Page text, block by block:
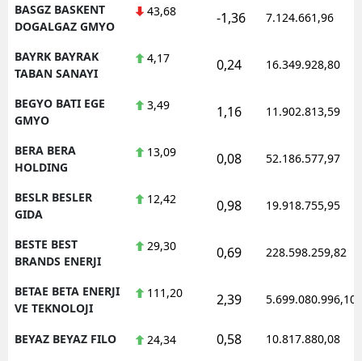
BASGZ BASKENT
DOGALGAZ GMYO
43,68 -1,36 7.124.661,96
BAYRK BAYRAK
TABAN SANAYI
4,17 0,24 16.349.928,80
BEGYO BATI EGE
GMYO
3,49 1,16 11.902.813,59
BERA BERA
HOLDING
13,09 0,08 52.186.577,97
BESLR BESLER
GIDA
12,42 0,98 19.918.755,95
BESTE BEST
BRANDS ENERJI
29,30 0,69 228.598.259,82
BETAE BETA ENERJI
VE TEKNOLOJI
111,20 2,39 5.699.080.996,10
BEYAZ BEYAZ FILO 24,34 0,58 10.817.880,08